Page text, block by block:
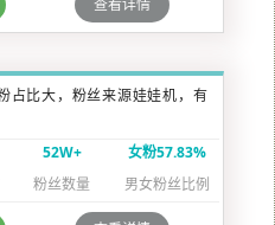
查看详情
占比大，粉丝来源娃娃机，有
52W+
粉丝数量
女粉57.83%
男女粉丝比例